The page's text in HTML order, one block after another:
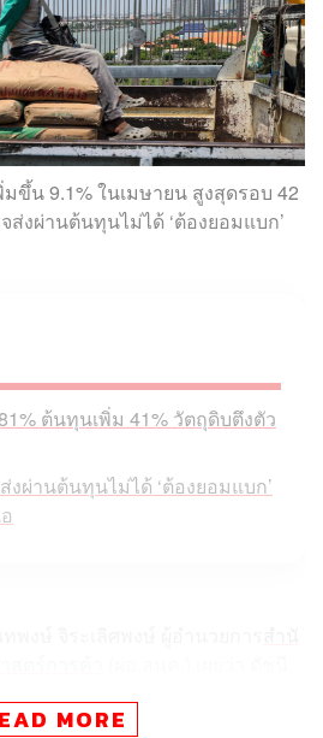
ขึ้น 9.1% ในเมษายน สูงสุดรอบ 42
ส่งผ่านต้นทุนไม่ได้ ‘ต้องยอมแบก’
ต้นทุนเพิ่ม 41% วัตถุดิบตึงตัว
ผ่านต้นทุนไม่ได้ ‘ต้องยอมแบก’
เฟ้อที่มาจากฝั่งผู้ผลิต ในเดือน
MORE